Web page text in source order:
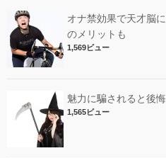
オナ禁効果で天才脳
のメリットも
1,569ビュー
魅力に騙されると後
1,565ビュー